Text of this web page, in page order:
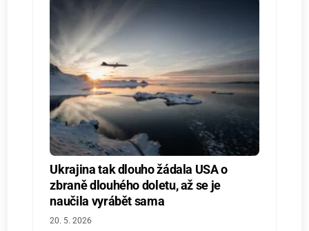
Ukrajina tak dlouho žádala USA o
zbraně dlouhého doletu, až se je
naučila vyrábět sama
20. 5. 2026